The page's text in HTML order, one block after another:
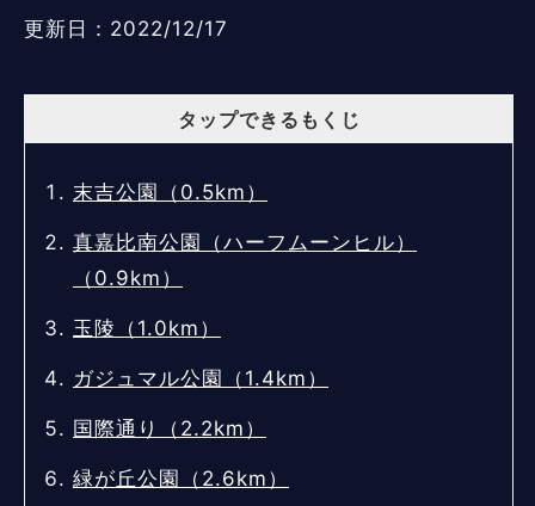
更新日：2022/12/17
タップできるもくじ
末吉公園（0.5km）
真嘉比南公園（ハーフムーンヒル）
（0.9km）
玉陵（1.0km）
ガジュマル公園（1.4km）
国際通り（2.2km）
緑が丘公園（2.6km）